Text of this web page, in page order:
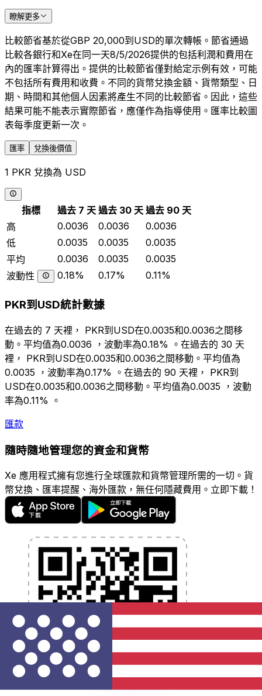
瞭解更多
比較節省基於從GBP 20,000到USD的單次轉帳。節省通過
比較各銀行和Xe在同一天8/5/2026提供的包括利潤和費用在
內的匯率計算得出。提供的比較節省僅對給定示例有效，可能
不包括所有費用和收費。不同的貨幣兌換金額、貨幣類型、日
期、時間和其他個人因素將產生不同的比較節省。因此，這些
結果可能不能表示實際節省，應僅作為指導使用。匯率比較圖
表每季度更新一次。
匯率 兌換後價值
1 PKR 兌換為 USD
指標 過去 7 天 過去 30 天 過去 90 天
高
0.0036 0.0036
0.0036
低
0.0035 0.0035
0.0035
平均
0.0036 0.0035
0.0035
波動性
0.18% 0.17% 0.11%
PKR到USD統計數據
在過去的 7 天裡， PKR到USD在0.0035和0.0036之間移
動。平均值為0.0036 ，波動率為0.18% 。在過去的 30 天
裡， PKR到USD在0.0035和0.0036之間移動。平均值為
0.0035 ，波動率為0.17% 。在過去的 90 天裡， PKR到
USD在0.0035和0.0036之間移動。平均值為0.0035 ，波動
率為0.11% 。
匯款
隨時隨地管理您的資金和貨幣
Xe 應用程式擁有您進行全球匯款和貨幣管理所需的一切。貨
幣兌換、匯率提醒、海外匯款，無任何隱藏費用。立即下載！